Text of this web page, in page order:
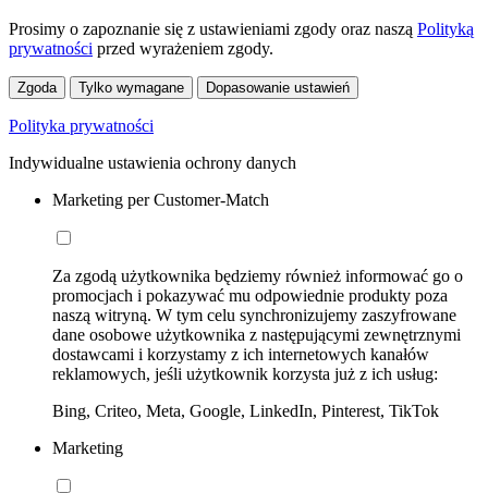
Prosimy o zapoznanie się z ustawieniami zgody oraz naszą Polityką
prywatności przed wyrażeniem zgody.
Zgoda Tylko wymagane Dopasowanie ustawień
Polityka prywatności
Indywidualne ustawienia ochrony danych
Marketing per Customer-Match
Za zgodą użytkownika będziemy również informować go o
promocjach i pokazywać mu odpowiednie produkty poza
naszą witryną. W tym celu synchronizujemy zaszyfrowane
dane osobowe użytkownika z następującymi zewnętrznymi
dostawcami i korzystamy z ich internetowych kanałów
reklamowych, jeśli użytkownik korzysta już z ich usług:
Bing, Criteo, Meta, Google, LinkedIn, Pinterest, TikTok
Marketing